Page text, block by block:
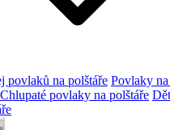
povlaků na polštáře Povlaky
Chlupaté povlaky na polštáře